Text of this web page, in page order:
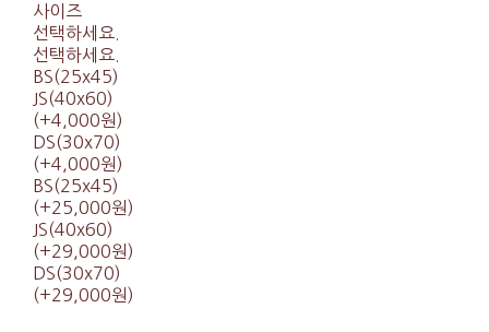
사이즈
선택하세요.
선택하세요.
BS(25x45)
JS(40x60)
(+4,000원)
DS(30x70)
(+4,000원)
BS(25x45)
(+25,000원)
JS(40x60)
(+29,000원)
DS(30x70)
(+29,000원)